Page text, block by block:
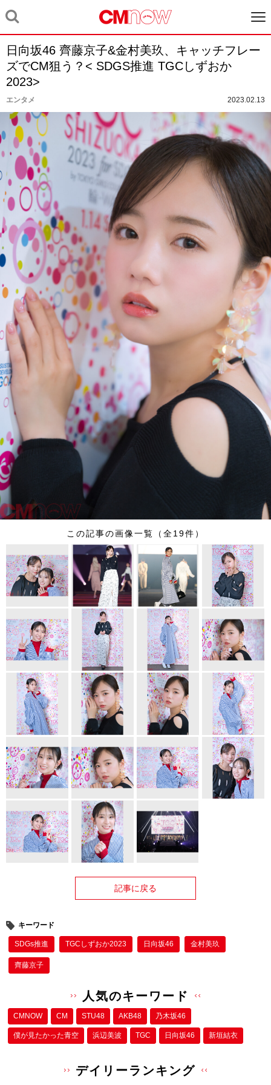
日向坂46 齊藤京子&金村美玖、キャッチフレー
ズでCM狙う？< SDGS推進 TGCしずおか
2023>
エンタメ 2023.02.13
この記事の画像一覧（全19件）
記事に戻る
キーワード
SDGs推進 TGCしずおか2023 日向坂46 金村美玖
齊藤京子
人気のキーワード
CMNOW CM STU48 AKB48 乃木坂46
僕が⾒たかった⻘空 浜辺美波 TGC 日向坂46 新垣結衣
デイリーランキング